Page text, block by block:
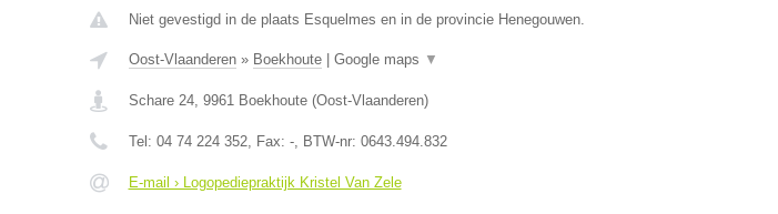
Niet gevestigd in de plaats Esquelmes en in de provincie Henegouwen.
Oost-Vlaanderen» Boekhoute| Google maps ▼
Schare 24, 9961 Boekhoute(Oost-Vlaanderen)
Tel: 04 74 224 352, Fax: -, BTW-nr: 0643.494.832
E-mail › Logopediepraktijk Kristel Van Zele